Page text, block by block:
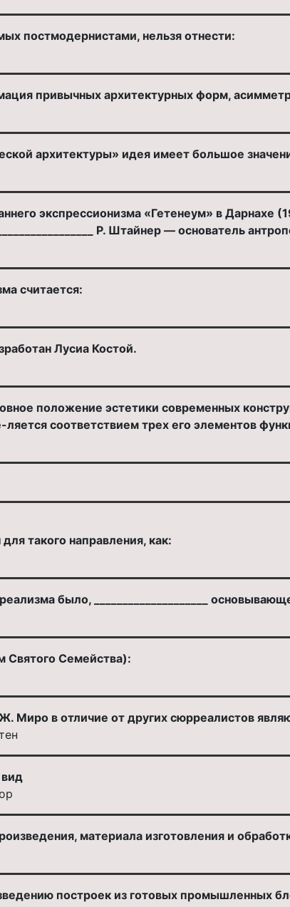
постмодернистами, нельзя отнести:
привычных архитектурных форм,
архитектуры» идея имеет большое
экспрессионизма «Гетенеум» в
Р. Штайнер — основатель
считается:
Лусиа Костой.
положение эстетики современных
соответствием трех его элементов
такого направления, как:
было, ____________________
Святого Семейства):
Миро в отличие от других сюрреалистов
материала изготовления и
построек из готовых промышленных